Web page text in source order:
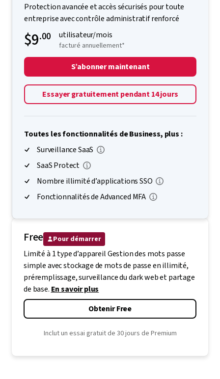
Protection avancée et accès sécurisés pour toute
entreprise avec contrôle administratif renforcé
$9.00 utilisateur/mois
facturé annuellement*
S’abonner maintenant
Essayer gratuitement pendant 14 jours
Toutes les fonctionnalités de Business, plus :
Surveillance SaaS
SaaS Protect
Nombre illimité d’applications SSO
Fonctionnalités de Advanced MFA
Free Pour démarrer
Limité à 1 type d’appareil Gestion des mots passe
simple avec stockage de mots de passe en illimité,
préremplissage, surveillance du dark web et partage
de base. En savoir plus
Obtenir Free
Inclut un essai gratuit de 30 jours de Premium